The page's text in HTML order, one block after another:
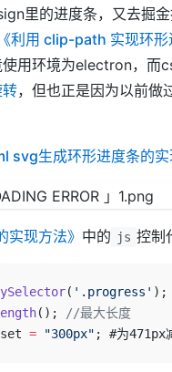
里的进度条，又去掘
《利用 clip-path 实现环形
用环境为electron，而
，但也正是因为以前做
svg生成环形进度条的实
现方法》 中的 js 控制
( '.progress' );
();
//最大长度
= "300px" ; #为471px